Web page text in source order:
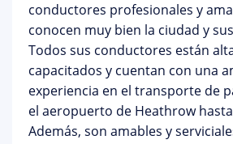
conductores profesionales y
conocen muy bien la ciudad y
Todos sus conductores están
capacitados y cuentan con una
experiencia en el transporte de
el aeropuerto de Heathrow
Además, son amables y